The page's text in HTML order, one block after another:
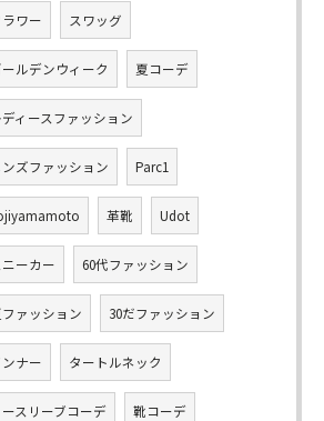
ラワー スワッグ
ールデンウィーク 夏コーデ
ディースファッション
ンズファッション Parc1
革靴 Udot
ニーカー 60代ファッション
ファッション 30だファッション
ンナー タートルネック
ースリーブコーデ 靴コーデ